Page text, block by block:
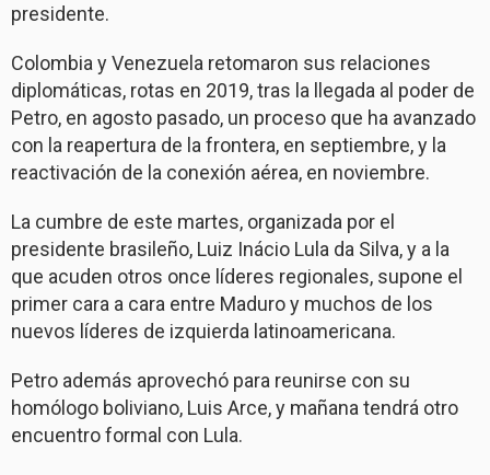
presidente.
Colombia y Venezuela retomaron sus relaciones
diplomáticas, rotas en 2019, tras la llegada al poder de
Petro, en agosto pasado, un proceso que ha avanzado
con la reapertura de la frontera, en septiembre, y la
reactivación de la conexión aérea, en noviembre.
La cumbre de este martes, organizada por el
presidente brasileño, Luiz Inácio Lula da Silva, y a la
que acuden otros once líderes regionales, supone el
primer cara a cara entre Maduro y muchos de los
nuevos líderes de izquierda latinoamericana.
Petro además aprovechó para reunirse con su
homólogo boliviano, Luis Arce, y mañana tendrá otro
encuentro formal con Lula.